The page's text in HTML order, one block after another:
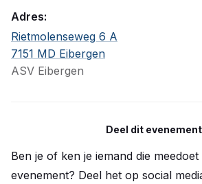
Adres:
Rietmolenseweg 6 A
7151 MD Eibergen
ASV Eibergen
Deel dit evenement
Ben je of ken je iemand die meedoet
evenement? Deel het op social